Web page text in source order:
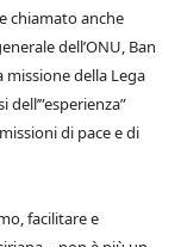
chiamato anche
dell’ONU, Ban
missione della Lega
di pace e di
facilitare e